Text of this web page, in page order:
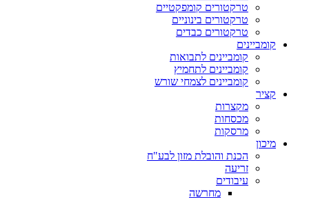
טרקטורים קומפקטיים
טרקטורים בינוניים
טרקטורים כבדים
קומביינים
קומביינים לתבואות
קומביינים לתחמיץ
קומביינים לצמחי שורש
קציר
מקצרות
מכסחות
מרסקות
מיכון
הכנת והובלת מזון לבע"ח
זריעה
עיבודים
מחרשה